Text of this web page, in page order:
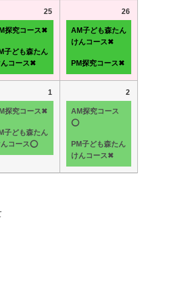
25
探究コース✖
子ども森たん
コース✖
26
AM子ども森たん
けんコース✖
PM探究コース✖
1
探究コース✖
子ども森たん
コース⭕
2
AM探究コース
⭕
PM子ども森たん
けんコース✖